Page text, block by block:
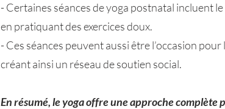
- Certaines séances de yoga postnatal incluent
en pratiquant des exercices doux.
- Ces séances peuvent aussi être l’occasion
créant ainsi un réseau de soutien social.
En résumé, le yoga offre une approche